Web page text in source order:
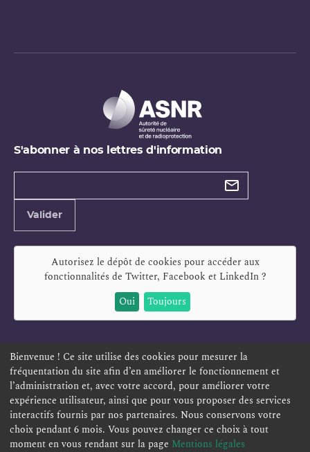
S'abonner à nos lettres d'information
Types de
Valider
Autorisez le dépôt de cookies pour accéder aux
fonctionnalités de Twitter, Facebook et LinkedIn?
Oui
Toujours
ESPACE PERSONNEL OFFRES D'EMPLOI SIGNALEMENT
TÉLÉSERVICES PLAN DU SITE
ACCESSIBILITÉ POLITIQUE DE CONFIDENTIALITÉ
MENTIONS LÉGALES CONTACT
Bienvenue ! Ce site utilise des cookies pour mesurer la
fréquentation du site afin d’en améliorer le fonctionnement et
l’administration et, avec votre accord, pour améliorer votre
expérience utilisateur, ainsi que pour vous proposer des services
interactifs fournis par nos partenaires. Nous conservons votre
choix pendant 6 mois. Vous pouvez changer ce choix à tout
moment en vous rendant sur la page Mentions légales